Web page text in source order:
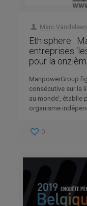
Marc
Ethisphere :
entreprises
pour la
ManpowerGroup
consécutive sur la
au monde’, établie
organisme
0